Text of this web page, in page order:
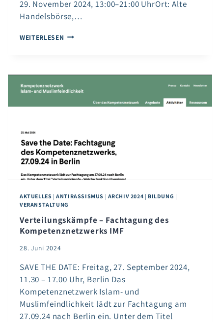
29. November 2024, 13:00–21:00 UhrOrt: Alte
Handelsbörse,…
WEITERLESEN SCHULE
SPALTUNG
AKTUELLES |ANTIRASSISMUS | ARCHIV 2024 | BILDUNG |
VERANSTALTUNG
Verteilungskämpfe – Fachtagung des
Kompetenznetzwerks IMF
28. Juni 2024
SAVE THE DATE: Freitag, 27. September 2024,
11.30 – 17.00 Uhr, Berlin Das
Kompetenznetzwerk Islam- und
Muslimfeindlichkeit lädt zur Fachtagung am
27.09.24 nach Berlin ein. Unter dem Titel